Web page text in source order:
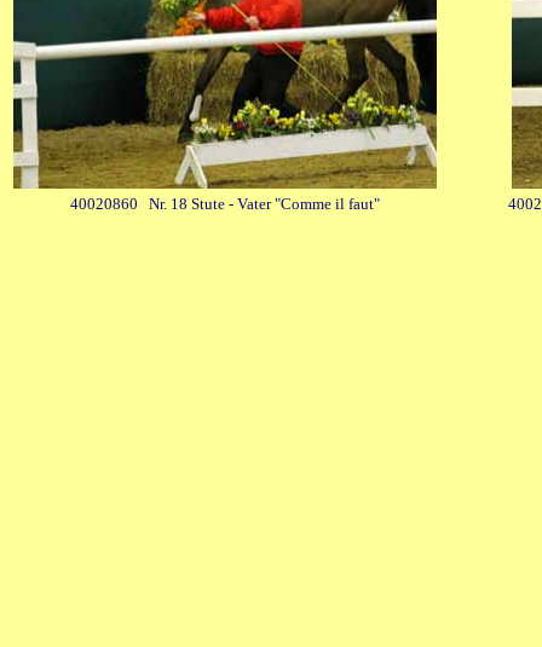
40020860 Nr. 18 Stute - Vater "Comme il faut"